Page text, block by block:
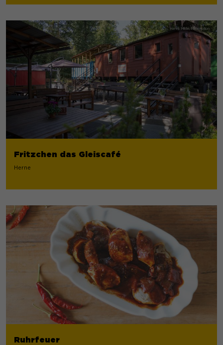
Fritzchen das Gleiscafé
Herne
Ruhrfeuer